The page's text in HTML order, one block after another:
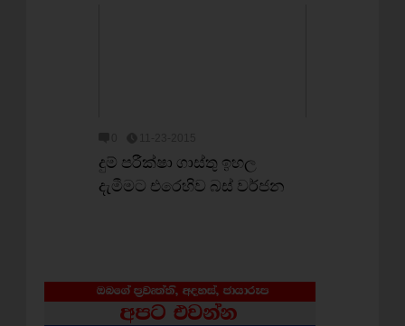
දුම් පරීක්ෂා ගාස්තු ඉහල
දැමීමට එරෙහිව බස් වර්ජන